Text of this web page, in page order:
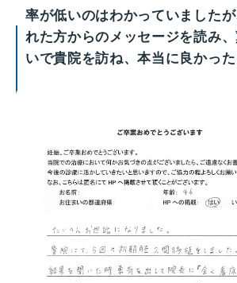
率が低いのはわかっていました
れた方からのメッセージを読み
いで貴院を訪ね、本当に良かった